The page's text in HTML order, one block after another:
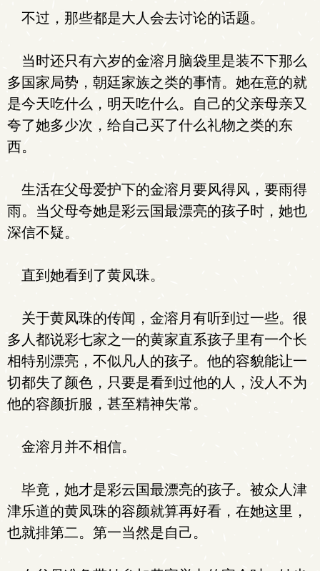
不过，那些都是大人会去讨论的话题。
当时还只有六岁的金溶月脑袋里是装不下那么
多国家局势，朝廷家族之类的事情。她在意的就
是今天吃什么，明天吃什么。自己的父亲母亲又
夸了她多少次，给自己买了什么礼物之类的东
西。
生活在父母爱护下的金溶月要风得风，要雨得
雨。当父母夸她是彩云国最漂亮的孩子时，她也
深信不疑。
直到她看到了黄凤珠。
关于黄凤珠的传闻，金溶月有听到过一些。很
多人都说彩七家之一的黄家直系孩子里有一个长
相特别漂亮，不似凡人的孩子。他的容貌能让一
切都失了颜色，只要是看到过他的人，没人不为
他的容颜折服，甚至精神失常。
金溶月并不相信。
毕竟，她才是彩云国最漂亮的孩子。被众人津
津乐道的黄凤珠的容颜就算再好看，在她这里，
也就排第二。第一当然是自己。